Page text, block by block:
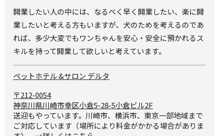
開業したい人の中には、なるべく早く開業したい、楽に開
業したいと考える方もいますが、犬のためを考えるのであ
れば、多少大変でもワンちゃんを安心・安全に預かれるス
キルを持って開業して欲しいと考えています。
ペットホテル &サロン デルタ
〒212-0054
神奈川県川崎市幸区小倉5-28-5小倉ビル2F
送迎もやっています。川崎市、横浜市、東京一部地域まで
ご対応しています（場所により料金がかかる場合がありま